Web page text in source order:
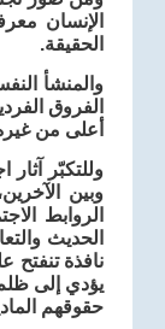
الإنسان
الحقيقة.
والمنشأ
الفروق
أعلى من
وللتكبّر
وبين
الروابط
الحديث
نافذة تنفتح
يؤدي إلى
حقوقهم